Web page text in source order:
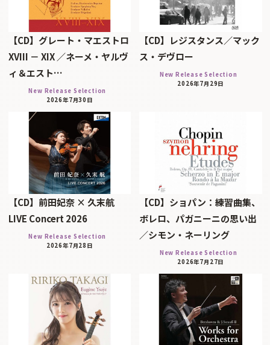
【CD】グレート・マエストロ
XVIII － XIX ／ネーメ・ヤルヴ
ィ＆エスト…
New Release Selection
2026年7月30日
【CD】レジスタンス／マック
ス・デヴロー
New Release Selection
2026年7月29日
【CD】前田妃奈 × 久末航
LIVE Concert 2026
New Release Selection
2026年7月28日
【CD】ショパン：練習曲集、
ボレロ、パガニーニの思い出
／シモン・ネーリング
New Release Selection
2026年7月27日